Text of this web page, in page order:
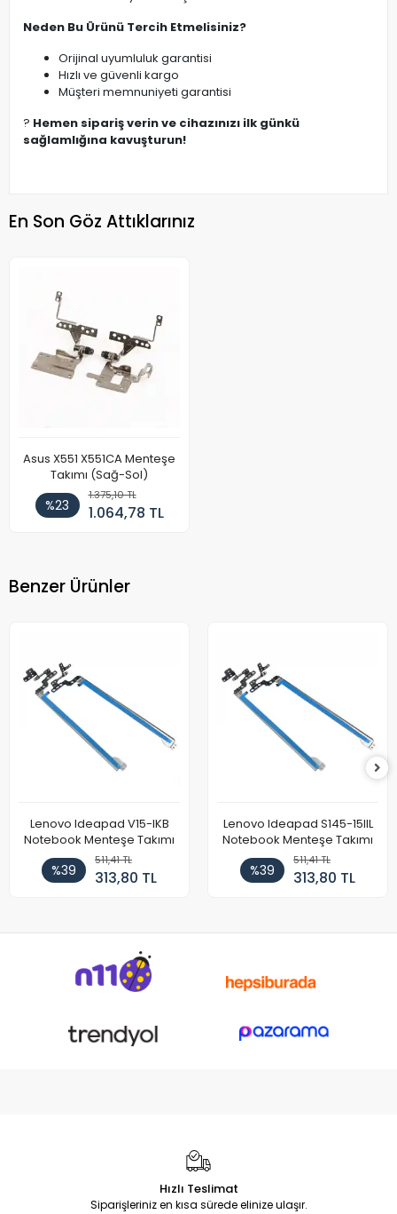
Neden Bu Ürünü Tercih Etmelisiniz?
Orijinal uyumluluk garantisi
Hızlı ve güvenli kargo
Müşteri memnuniyeti garantisi
? Hemen sipariş verin ve cihazınızı ilk günkü
sağlamlığına kavuşturun!
En Son Göz Attıklarınız
Asus X551 X551CA Menteşe
Takımı (Sağ-Sol)
%23
1.375,10 TL
1.064,78 TL
Benzer Ürünler
Lenovo Ideapad V15-IKB
Notebook Menteşe Takımı
%39
511,41 TL
313,80 TL
Lenovo Ideapad S145-15IIL
Notebook Menteşe Takımı
%39
511,41 TL
313,80 TL
Hızlı Teslimat
Siparişleriniz en kısa sürede elinize ulaşır.